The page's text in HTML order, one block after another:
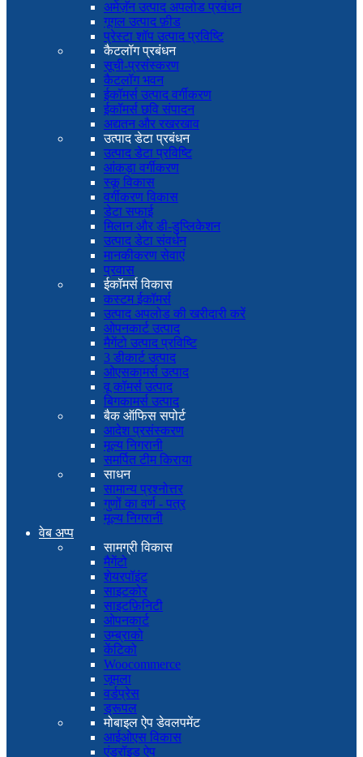
अमेज़ॅन उत्पाद अपलोड प्रबंधन
गूगल उत्पाद फ़ीड
प्रेस्टा शॉप उत्पाद प्रविष्टि
कैटलॉग प्रबंधन
सूची-प्रसंस्करण
कैटलॉग भवन
ईकॉमर्स उत्पाद वर्गीकरण
ईकॉमर्स छवि संपादन
अद्यतन और रखरखाव
उत्पाद डेटा प्रबंधन
उत्पाद डेटा प्रविष्टि
आंकड़ा वर्गीकरण
स्कू विकास
वर्गीकरण विकास
डेटा सफाई
मिलान और डी-डुप्लिकेशन
उत्पाद डेटा संवर्धन
मानकीकरण सेवाएं
प्रवास
ईकॉमर्स विकास
कस्टम ईकॉमर्स
उत्पाद अपलोड की खरीदारी करें
ओपनकार्ट उत्पाद
मैगेंटो उत्पाद प्रविष्टि
3 डीकार्ट उत्पाद
ओएसकामर्स उत्पाद
वू कॉमर्स उत्पाद
बिगकामर्स उत्पाद
बैक ऑफिस सपोर्ट
आदेश प्रसंस्करण
मूल्य निगरानी
समर्पित टीम किराया
साधन
सामान्य प्रश्नोत्तर
गुणों का वर्ण - पत्र
मूल्य निगरानी
वेब अप्प
सामग्री विकास
मैगेंटो
शेयरपॉइंट
साइटकोर
साइटफ़िनिटी
ओपनकार्ट
उम्ब्राको
केंटिको
Woocommerce
जूमला
वर्डप्रेस
ड्रूपल
मोबाइल ऐप डेवलपमेंट
आईओएस विकास
एंड्रॉइड ऐप